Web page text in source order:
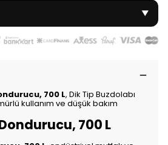
▼
700 L, Dik Tip Buzdolabı
kullanım ve düşük bakım
700 L